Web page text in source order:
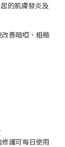
的肌膚發炎及
善暗啞、粗糙
護可每日使用